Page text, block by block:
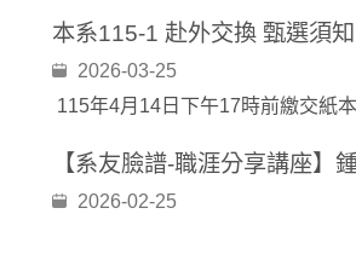
本系115-1 赴外交換 甄選須知
2026-03-25
2026-02-25